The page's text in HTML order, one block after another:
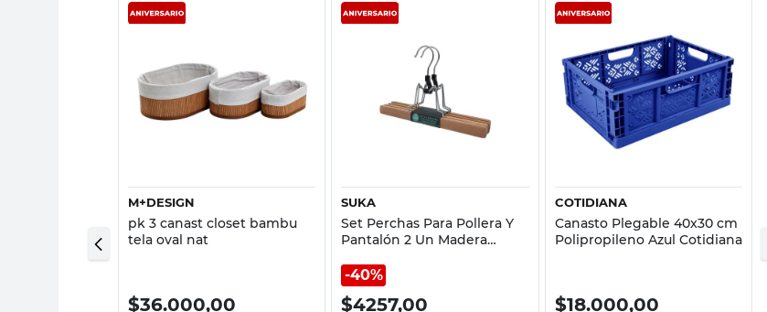
M+DESIGN
pk 3 canast closet bambu
tela oval nat
$36.000,00
Vista rápida
SUKA
Set Perchas Para Pollera Y
Pantalón 2 Un Madera
40%
$4257,00
Vista rápida
COTIDIANA
Canasto Plegable 40x30 cm
Polipropileno Azul Cotidiana
$18.000,00